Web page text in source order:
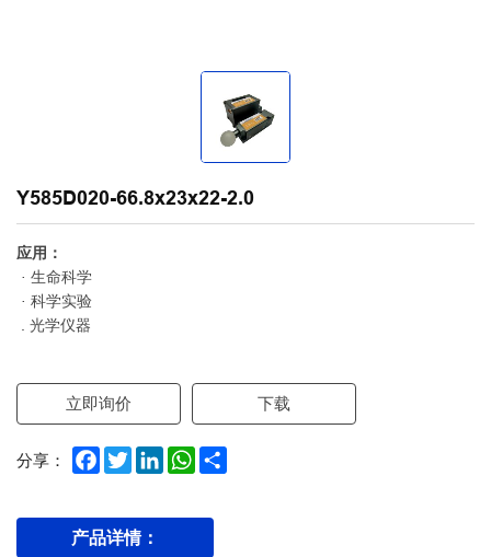
Y585D020-66.8x23x22-2.0
应用：
· 生命科学
· 科学实验
. 光学仪器
立即询价 下载
分享： Facebook
TwitterLinkedInWhatsApp
产品详情：